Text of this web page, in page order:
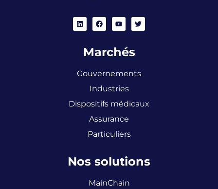
Marchés
Gouvernements
Industries
Dispositifs médicaux
Assurance
Particuliers
Nos solutions
MainChain